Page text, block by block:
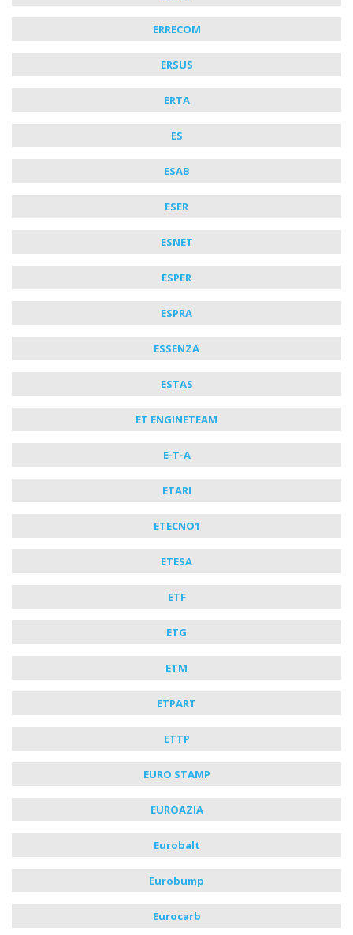
ERRECOM
ERSUS
ERTA
ES
ESAB
ESER
ESNET
ESPER
ESPRA
ESSENZA
ESTAS
ET ENGINETEAM
E-T-A
ETARI
ETECNO1
ETESA
ETF
ETG
ETM
ETPART
ETTP
EURO STAMP
EUROAZIA
Eurobalt
Eurobump
Eurocarb